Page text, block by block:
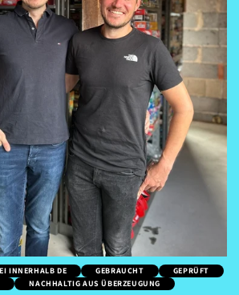
INNERHALB DE GEBRAUCHT
GEPRÜFT
NACHHALTIG AUS ÜBERZEUGUNG